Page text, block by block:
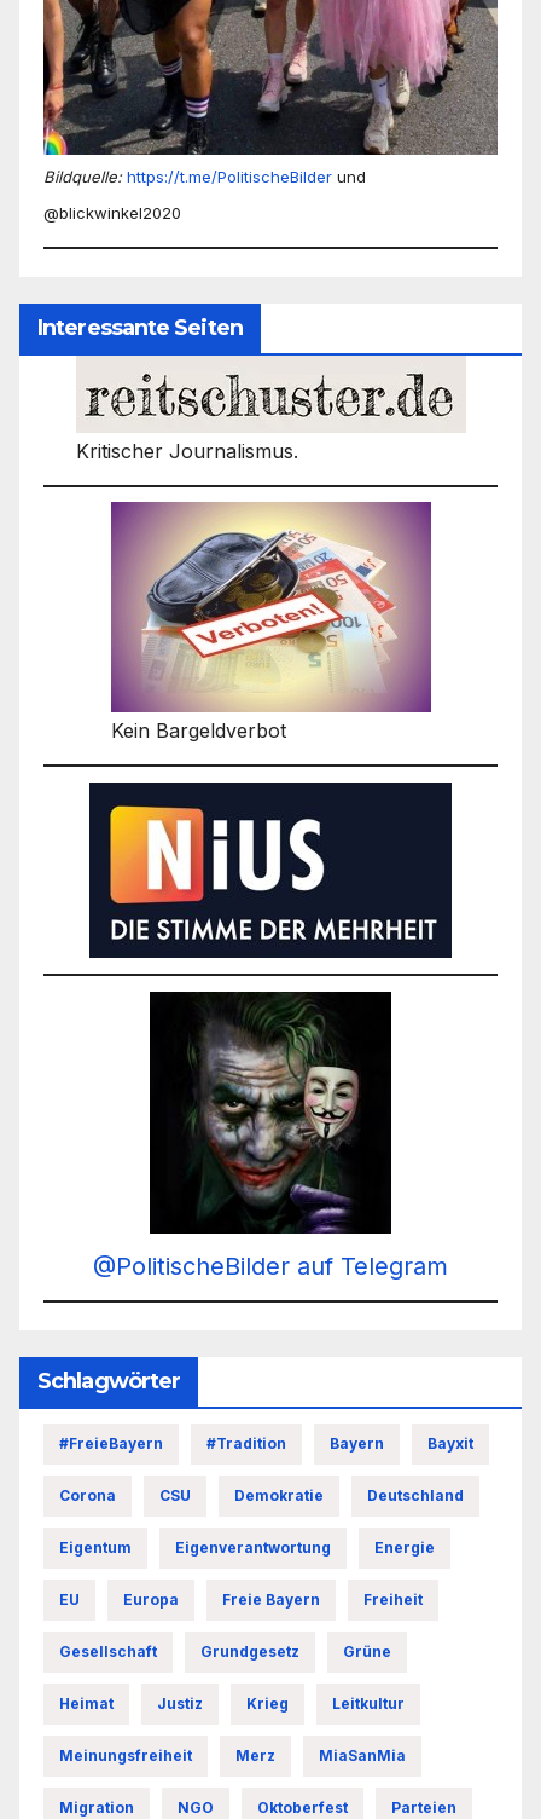
Bildquelle: https://t.me/PolitischeBilder und
@blickwinkel2020
Interessante Seiten
Kritischer Journalismus.
Kein Bargeldverbot
@PolitischeBilder auf Telegram
Schlagwörter
#FreieBayern #Tradition Bayern Bayxit
Corona CSU Demokratie Deutschland
Eigentum Eigenverantwortung Energie
EU Europa Freie Bayern Freiheit
Gesellschaft Grundgesetz Grüne
Heimat Justiz Krieg Leitkultur
Meinungsfreiheit Merz MiaSanMia
Migration NGO Oktoberfest Parteien